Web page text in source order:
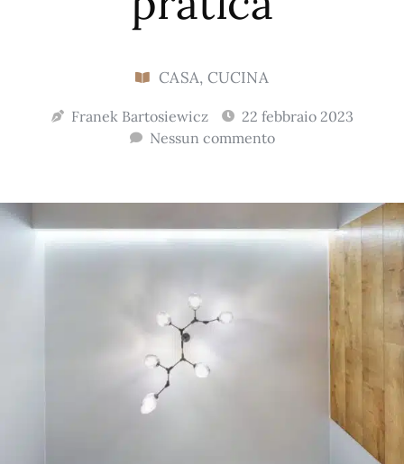
CASA, CUCINA
Franek Bartosiewicz
22 febbraio 2023
Nessun commento